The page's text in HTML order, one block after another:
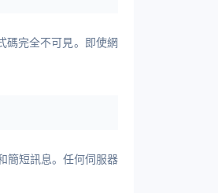
碼完全不可見。即使網
簡短訊息。任何伺服器